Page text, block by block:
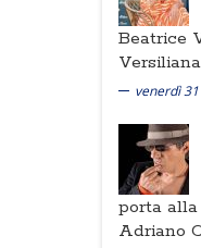
Beatrice
Versiliana
venerdì
porta
Adriano